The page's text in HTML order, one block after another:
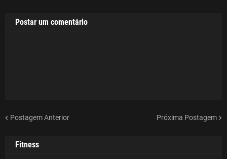
Postar um comentário
Postagem Anterior Próxima Postagem
Fitness